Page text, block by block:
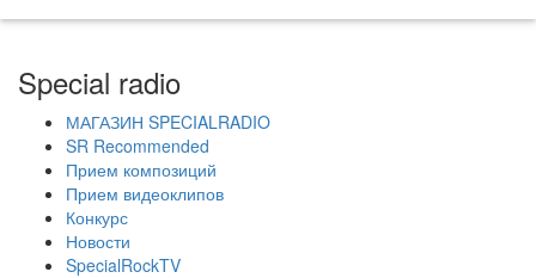
Special radio
МАГАЗИН SPECIALRADIO
SR Recommended
Прием композиций
Прием видеоклипов
Конкурс
Новости
SpecialRockTV